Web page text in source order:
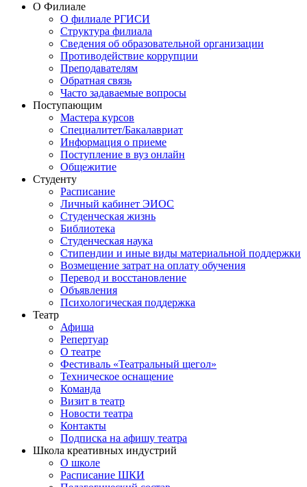
О Филиале
О филиале РГИСИ
Структура филиала
Сведения об образовательной организации
Противодействие коррупции
Преподавателям
Обратная связь
Часто задаваемые вопросы
Поступающим
Мастера курсов
Специалитет/Бакалавриат
Информация о приеме
Поступление в вуз онлайн
Общежитие
Студенту
Расписание
Личный кабинет ЭИОС
Студенческая жизнь
Библиотека
Студенческая наука
Стипендии и иные виды материальной поддержки
Возмещение затрат на оплату обучения
Перевод и восстановление
Объявления
Психологическая поддержка
Театр
Афиша
Репертуар
О театре
Фестиваль «Театральный щегол»
Техническое оснащение
Команда
Визит в театр
Новости театра
Контакты
Подписка на афишу театра
Школа креативных индустрий
О школе
Расписание ШКИ